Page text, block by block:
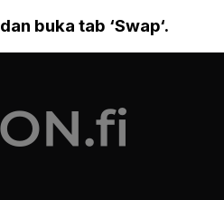
dan buka tab ‘Swap‘.